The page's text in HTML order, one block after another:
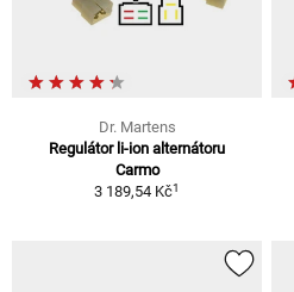
Dr. Martens
Regulátor li-ion alternátoru
Carmo
3 189,54 Kč1